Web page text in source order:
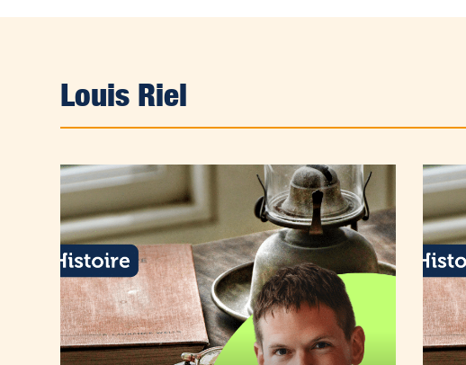
Louis Riel